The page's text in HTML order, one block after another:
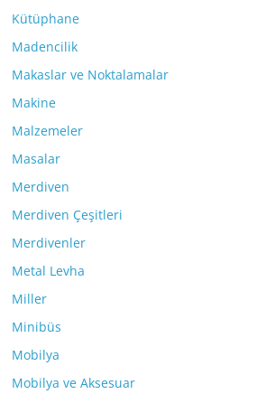
Kütüphane
Madencilik
Makaslar ve Noktalamalar
Makine
Malzemeler
Masalar
Merdiven
Merdiven Çeşitleri
Merdivenler
Metal Levha
Miller
Minibüs
Mobilya
Mobilya ve Aksesuar